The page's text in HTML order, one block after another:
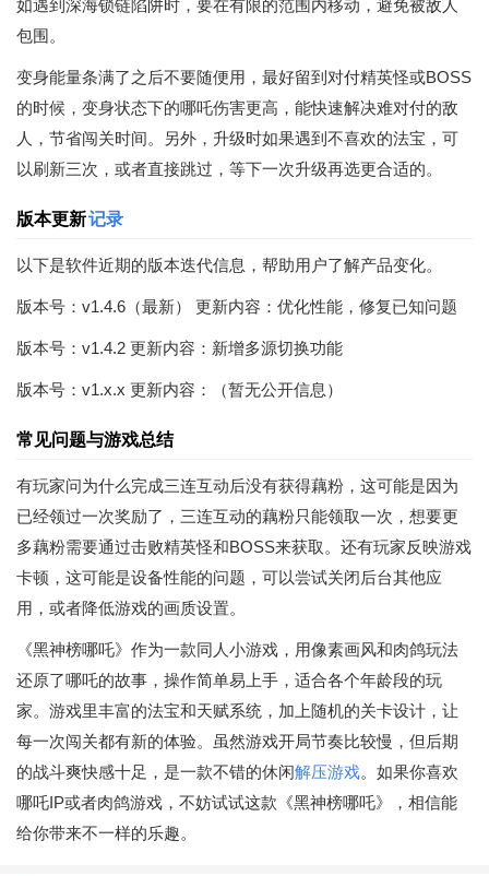
如遇到深海锁链陷阱时，要在有限的范围内移动，避免被敌人
包围。
变身能量条满了之后不要随便用，最好留到对付精英怪或BOSS
的时候，变身状态下的哪吒伤害更高，能快速解决难对付的敌
人，节省闯关时间。另外，升级时如果遇到不喜欢的法宝，可
以刷新三次，或者直接跳过，等下一次升级再选更合适的。
版本更新记录
以下是软件近期的版本迭代信息，帮助用户了解产品变化。
版本号：v1.4.6（最新） 更新内容：优化性能，修复已知问题
版本号：v1.4.2 更新内容：新增多源切换功能
版本号：v1.x.x 更新内容：（暂无公开信息）
常见问题与游戏总结
有玩家问为什么完成三连互动后没有获得藕粉，这可能是因为
已经领过一次奖励了，三连互动的藕粉只能领取一次，想要更
多藕粉需要通过击败精英怪和BOSS来获取。还有玩家反映游戏
卡顿，这可能是设备性能的问题，可以尝试关闭后台其他应
用，或者降低游戏的画质设置。
《黑神榜哪吒》作为一款同人小游戏，用像素画风和肉鸽玩法
还原了哪吒的故事，操作简单易上手，适合各个年龄段的玩
家。游戏里丰富的法宝和天赋系统，加上随机的关卡设计，让
每一次闯关都有新的体验。虽然游戏开局节奏比较慢，但后期
的战斗爽快感十足，是一款不错的休闲解压游戏。如果你喜欢
哪吒IP或者肉鸽游戏，不妨试试这款《黑神榜哪吒》，相信能
给你带来不一样的乐趣。